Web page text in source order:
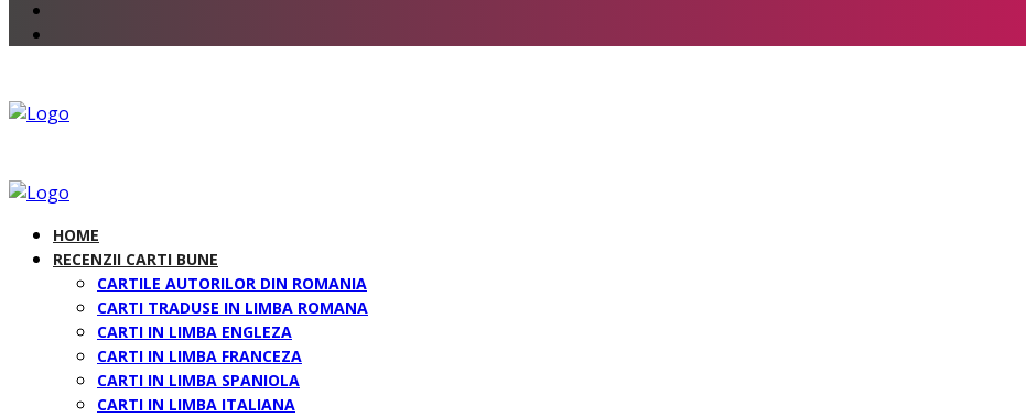
HOME
RECENZII CARTI BUNE
CARTILE AUTORILOR DIN ROMANIA
CARTI TRADUSE IN LIMBA ROMANA
CARTI IN LIMBA ENGLEZA
CARTI IN LIMBA FRANCEZA
CARTI IN LIMBA SPANIOLA
CARTI IN LIMBA ITALIANA